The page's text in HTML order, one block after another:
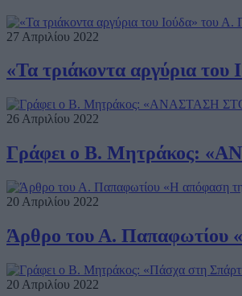
27 Απριλίου 2022
«Τα τριάκοντα αργύρια
26 Απριλίου 2022
Γράφει ο Β. Μητράκος:
20 Απριλίου 2022
Άρθρο του Α. Παπαφωτίου
20 Απριλίου 2022